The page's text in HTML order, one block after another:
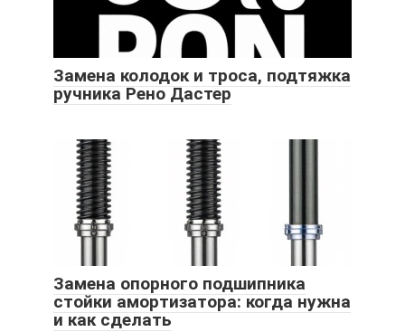
Замена колодок и троса, подтяжка
ручника Рено Дастер
Замена опорного подшипника
стойки амортизатора: когда нужна
и как сделать